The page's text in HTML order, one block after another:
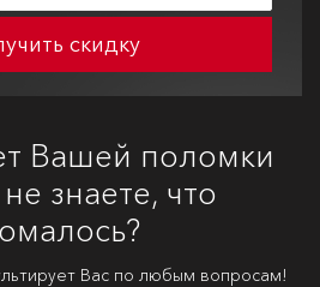
скидку
Вашей поломки
знаете, что
Вас по любым вопросам!